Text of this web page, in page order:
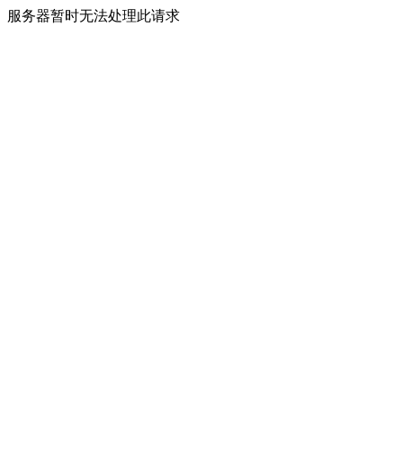
服务器暂时无法处理此请求